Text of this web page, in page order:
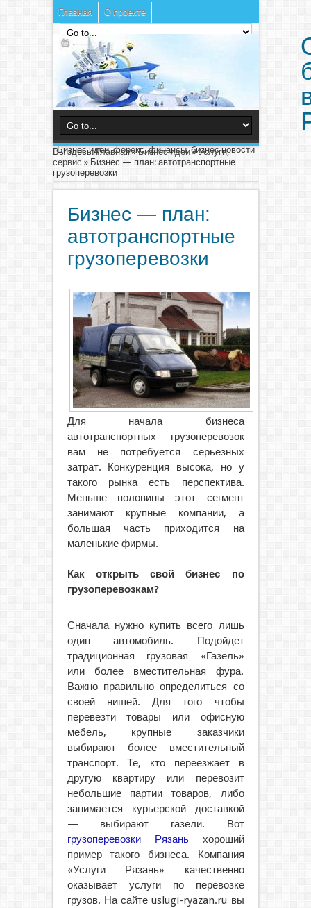
Главная О проекте
Бизнес идеи, форекс, финансы, бизнес новости
Вы здесь:Главная»Бизнес идеи»Услуги,
сервис » Бизнес — план: автотранспортные
грузоперевозки
Бизнес — план:
автотранспортные
грузоперевозки
Для начала бизнеса
автотранспортных грузоперевозок
вам не потребуется серьезных
затрат. Конкуренция высока, но у
такого рынка есть перспектива.
Меньше половины этот сегмент
занимают крупные компании, а
большая часть приходится на
маленькие фирмы.
Как открыть свой бизнес по
грузоперевозкам?
Сначала нужно купить всего лишь
один автомобиль. Подойдет
традиционная грузовая «Газель»
или более вместительная фура.
Важно правильно определиться со
своей нишей. Для того чтобы
перевезти товары или офисную
мебель, крупные заказчики
выбирают более вместительный
транспорт. Те, кто переезжает в
другую квартиру или перевозит
небольшие партии товаров, либо
занимается курьерской доставкой
— выбирают газели. Вот
грузоперевозки Рязаньхороший
пример такого бизнеса. Компания
«Услуги Рязань» качественно
оказывает услуги по перевозке
грузов. На сайте uslugi-ryazan.ru вы